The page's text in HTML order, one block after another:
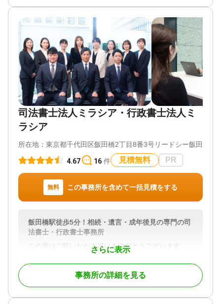
め、ご依頼いただいた方々に、高い水準のリーガル
相続事件は、本来円満であってほしいご親族間の争
いであり、長年にわたる複雑な人間関係が背後に存
在することも少なくありません。
それだけに、依頼者のお立場やご希望を、じっくり
と伺ったうえで、事案を法律的に整理し、紛争解決
のために最善の方法を探して、最後まで、粘り強く
サポートしてまいります。特に、事件の進捗状況を
依頼者の方に迅速にお知らせして、信頼関係を築い
ていくことを信条としております。
終活の一環として、ご自分のお子様方の相続争いを
未然に防ぎたいとお考えの方、親御さんが他界さ
れ、相続人の間で、なかなか遺産を分ける話し合い
がつかずに困っておられる方、遺言によってご自分
の遺留分が侵害されているのではと疑問に感じてお
られる方など、相続にかかわる不安を抱えておられ
る方は、まずは、お気軽にご相談ください。
使できなくなる権利もあります。資料は揃う範囲で
結構ですので、是非、早めにご相談下さい。
東京都 神奈川県 埼玉県 千葉県 山梨県
遺言書 / 遺産分割 / 相続財産調査 / 相続登記 / 相続放
棄 / 家族信託 / 相続手続き / 銀行手続き / 戸籍収集 /
司法書士法人ミラシア・行政書士法人ミ
ラシア
所在地： 東京都千代田区飯田橋2丁目8番3号リードシー飯田橋ビ
4.67 16 件 見積無料 PR
無料 この事務所を含めて一括見積をする
さらに表示
飯田橋駅徒歩5分！相続・遺言・成年後見の専門の司
法書士・行政書士事務所
この度はご覧いただき誠にありがとうございます。
東京都千代田区にあります司法書士法人ミラシア・
行政書士法人ミラシアと申します。
初回のご相談は無料となっておりますので、お気軽
事務所の詳細を見る